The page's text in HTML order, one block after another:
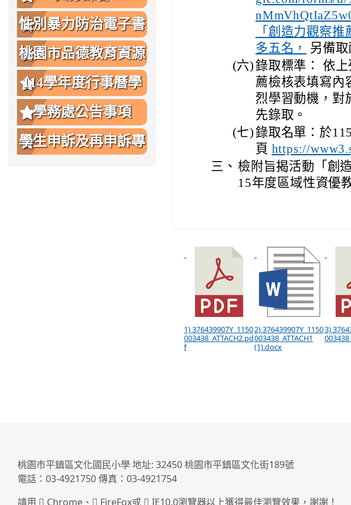
「創造力觀察
多五名，
另備取
(六)錄取標準： 依
薦檢核表填寫內
烈學習動機，對
先錄取。
(七)錄取名單：於
頁 https://
三、 檢附旨揭活動「創
15年度區域性資優
1) 376439907Y_1150
003438_ATTACH2.pd
f
2) 376439907Y_1150
003438_ATTACH1
(1).docx
3)
性別暴力防治電子書
桃園市品德教育資源
網
114學年度行事曆學
生版
學務處公告事項
學生申訴及再申訴專
桃園市平鎮區文化國民小學 地址: 32450 桃園市平鎮區文化街189號
電話：03-4921750 傳真：03-4921754
請用
Chrome 、 FireFox或 IE10.0瀏覽器以上獲得最佳瀏覽效果，謝謝！